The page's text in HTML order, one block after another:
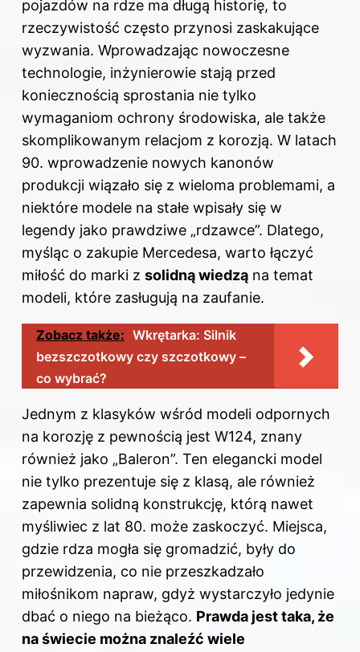
pojazdów na rdze ma długą historię, to
rzeczywistość często przynosi zaskakujące
wyzwania. Wprowadzając nowoczesne
technologie, inżynierowie stają przed
koniecznością sprostania nie tylko
wymaganiom ochrony środowiska, ale także
skomplikowanym relacjom z korozją. W latach
90. wprowadzenie nowych kanonów
produkcji wiązało się z wieloma problemami, a
niektóre modele na stałe wpisały się w
legendy jako prawdziwe „rdzawce”. Dlatego,
myśląc o zakupie Mercedesa, warto łączyć
miłość do marki z solidną wiedzą na temat
modeli, które zasługują na zaufanie.
Zobacz także: Wkrętarka: Silnik
bezszczotkowy czy szczotkowy –
co wybrać?
Jednym z klasyków wśród modeli odpornych
na korozję z pewnością jest W124, znany
również jako „Baleron”. Ten elegancki model
nie tylko prezentuje się z klasą, ale również
zapewnia solidną konstrukcję, którą nawet
myśliwiec z lat 80. może zaskoczyć. Miejsca,
gdzie rdza mogła się gromadzić, były do
przewidzenia, co nie przeszkadzało
miłośnikom napraw, gdyż wystarczyło jedynie
dbać o niego na bieżąco. Prawda jest taka, że
na świecie można znaleźć wiele